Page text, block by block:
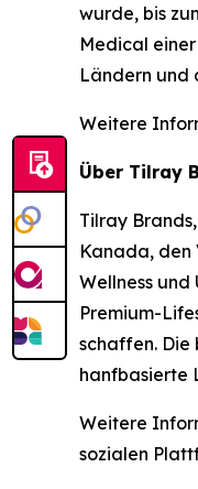
wurde, bis
Medical
Ländern und
Weitere
Über Tilray
Tilray
Kanada, den
Wellness
Premium-
schaffen. Die
hanfbasierte
Weitere
sozialen